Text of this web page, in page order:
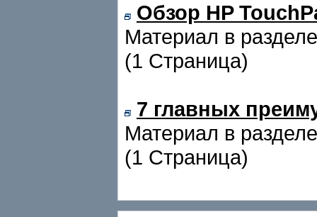
Обзор HP
Материал в
(1 Страница)
7 главных
Материал в
(1 Страница)